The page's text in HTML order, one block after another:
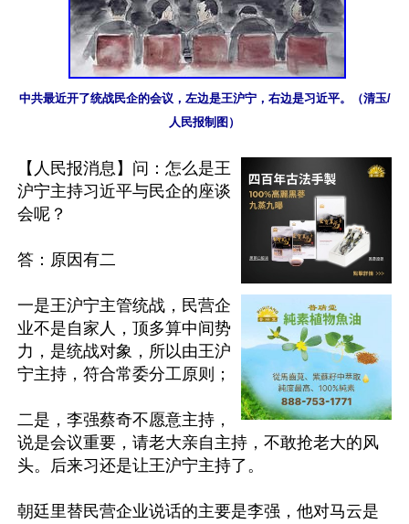
中共最近开了统战民企的会议，左边是王沪宁，右边是习近平。（清玉/
人民报制图）
【人民报消息】问：怎么是王
沪宁主持习近平与民企的座谈
会呢？
答：原因有二
一是王沪宁主管统战，民营企
业不是自家人，顶多算中间势
力，是统战对象，所以由王沪
宁主持，符合常委分工原则；
二是，李强蔡奇不愿意主持，
说是会议重要，请老大亲自主持，不敢抢老大的风
头。后来习还是让王沪宁主持了。
朝廷里替民营企业说话的主要是李强，他对马云是